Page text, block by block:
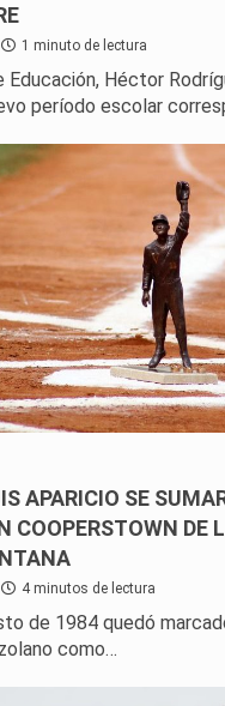
1 minuto de lectura
Educación, Héctor
período escolar
APARICIO SE
COOPERSTOWN DE
4 minutos de lectura
de 1984 quedó
como…